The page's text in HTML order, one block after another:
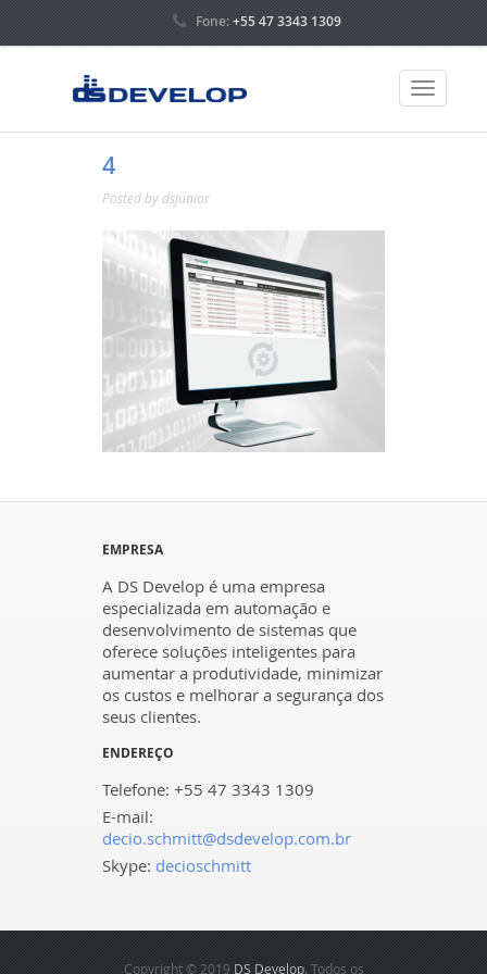
Fone:+55 47 3343 1309
4
Posted by dsjunior
EMPRESA
A DS Develop é uma empresa
especializada em automação e
desenvolvimento de sistemas que
oferece soluções inteligentes para
aumentar a produtividade, minimizar
os custos e melhorar a segurança dos
seus clientes.
ENDEREÇO
Telefone: +55 47 3343 1309
E-mail:
decio.schmitt@dsdevelop.com.br
Skype: decioschmitt
Copyright © 2019 DS Develop. Todos os